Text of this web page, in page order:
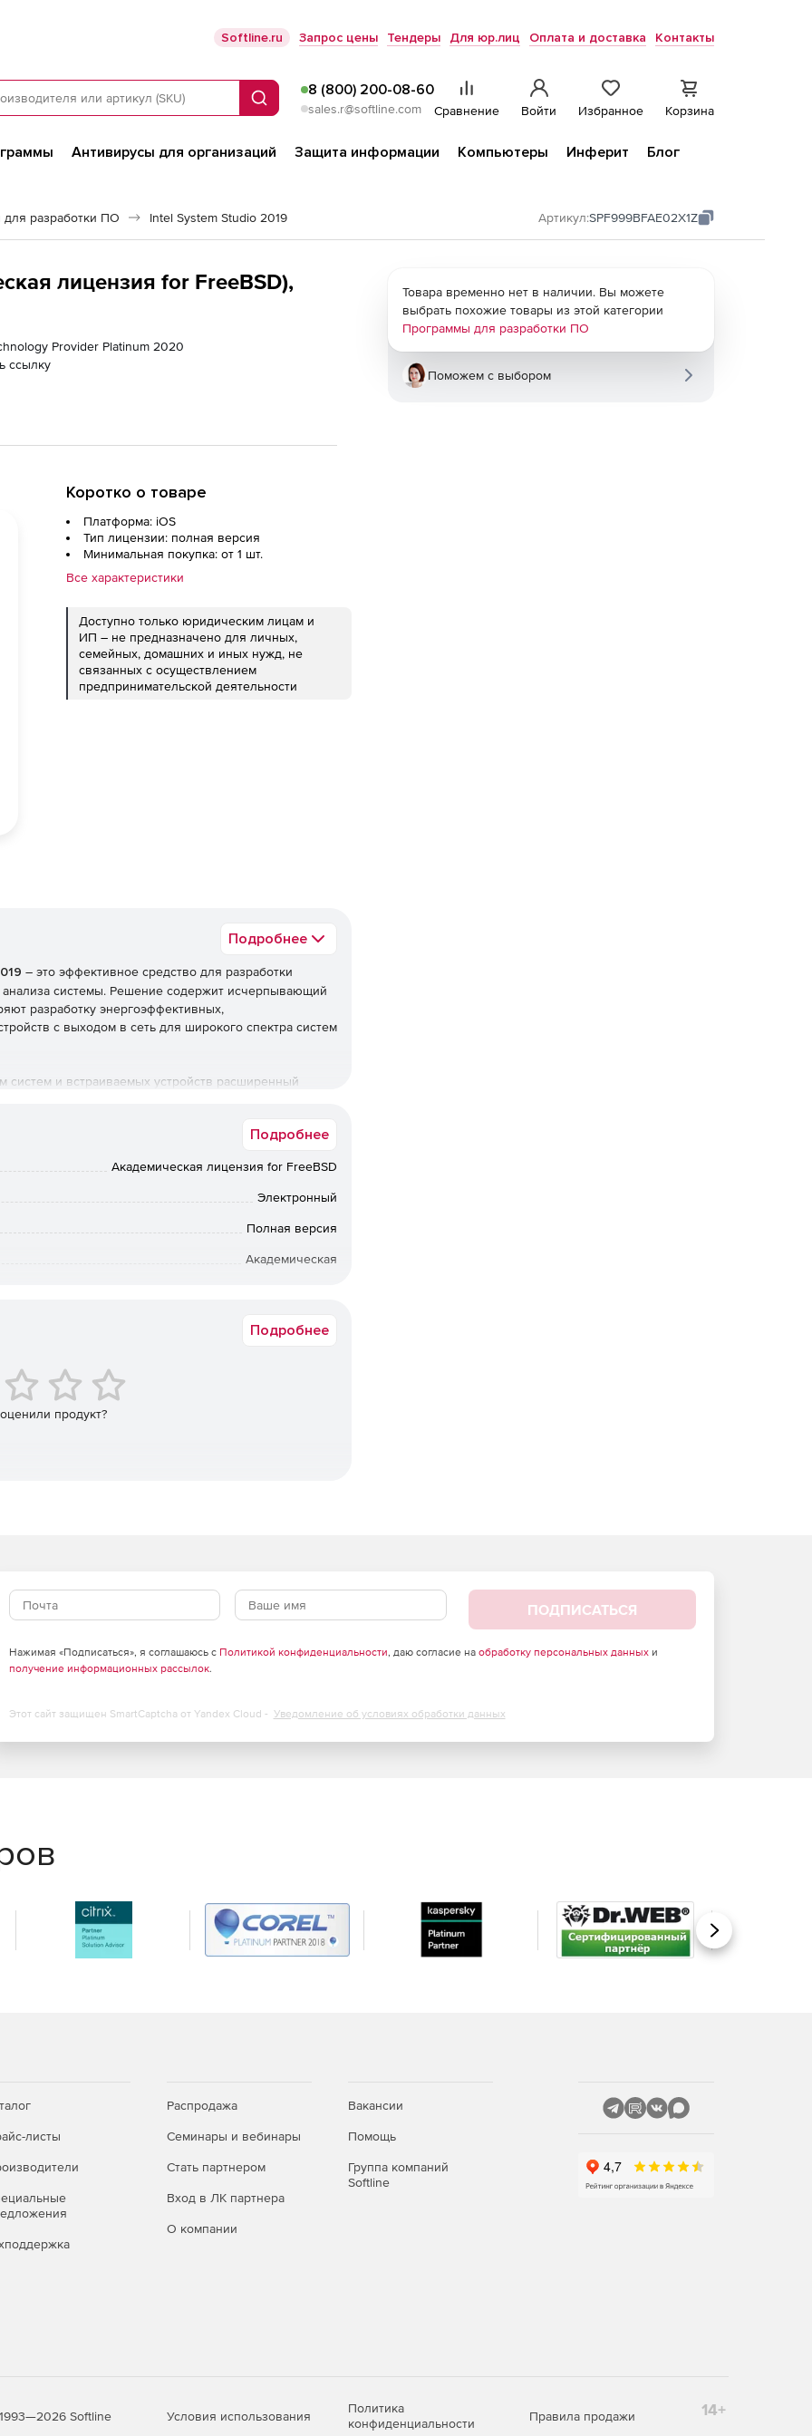
Softline.ru Запрос цены Тендеры Для юр.лиц Оплата и доставка Контакты
Поиск
8 (800) 200-08-60
sales.r@softline.com Сравнение Войти Избранное Корзина
Антивирусы для организаций Защита информации Компьютеры Инферит
Блог
разработки ПО Intel System Studio 2019 Артикул:SPF999BFAE02X1Z
лицензия for FreeBSD),
Provider Platinum 2020
ссылку
Коротко о товаре
Платформа: iOS
Тип лицензии: полная версия
Минимальная покупка: от 1 шт.
Все характеристики
Доступно только юридическим лицам и
ИП – не предназначено для личных,
семейных, домашних и иных нужд, не
связанных с осуществлением
предпринимательской деятельности
Подробнее
– это эффективное средство для разработки
анализа системы. Решение содержит исчерпывающий
разработку энергоэффективных,
с выходом в сеть для широкого спектра систем
систем и встраиваемых устройств расширенный
профессиональных библиотек и компиляторов.
разработчикам повышать и
на рынок. Процесс разработки ускоряется
Анализаторы, компиляторы и библиотеки
системы повышается быстро и легко при
автоматизируют трассировку.
библиотеку ускорения Intel Analytics Analytics.
для малой матрицы.
Подробнее
Академическая лицензия for FreeBSD
Электронный
Полная версия
Академическая
Подробнее
продукт?
Товара временно нет в наличии. Вы можете
выбрать похожие товары из этой категории
Программы для разработки ПО
Поможем с выбором
ПОДПИСАТЬСЯ
Нажимая «Подписаться», я соглашаюсь с Политикой конфиденциальности, даю согласие на обработку персональных данныхи
получение информационных рассылок.
Этот сайт защищен SmartCaptcha от Yandex Cloud - Уведомление об условиях обработки данных
Вперед
листы
Распродажа
Семинары и вебинары
Стать партнером
Вход в ЛК партнера
О компании
Вакансии
Помощь
Группа компаний
Softline
Softline Условия использования
Политика
конфиденциальности
Правила продажи 14+